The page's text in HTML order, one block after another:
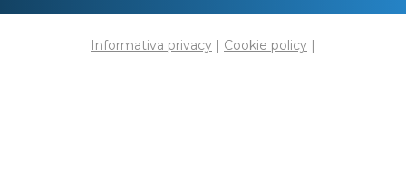
Informativa privacy | Cookie policy |